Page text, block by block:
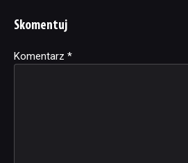
Skomentuj
Komentarz *
Alternative: